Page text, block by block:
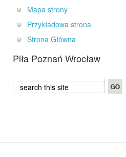
Mapa strony
Przykładowa strona
Strona Główna
Piła Poznań Wrocław